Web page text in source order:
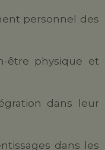
personnel des
physique et
dans leur
dans les